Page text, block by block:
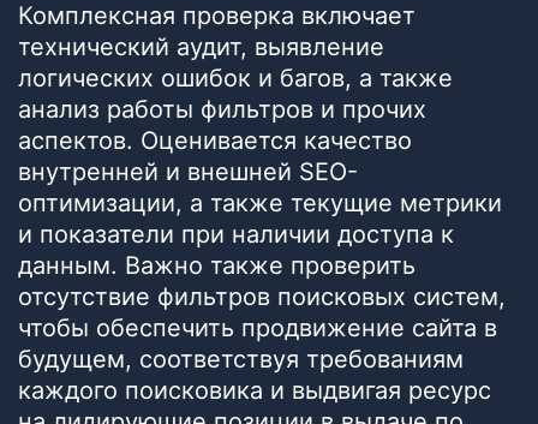
Комплексная проверка включает
технический аудит, выявление
логических ошибок и багов, а также
анализ работы фильтров и прочих
аспектов. Оценивается качество
внутренней и внешней SEO-
оптимизации, а также текущие метрики
и показатели при наличии доступа к
данным. Важно также проверить
отсутствие фильтров поисковых систем,
чтобы обеспечить продвижение сайта в
будущем, соответствуя требованиям
каждого поисковика и выдвигая ресурс